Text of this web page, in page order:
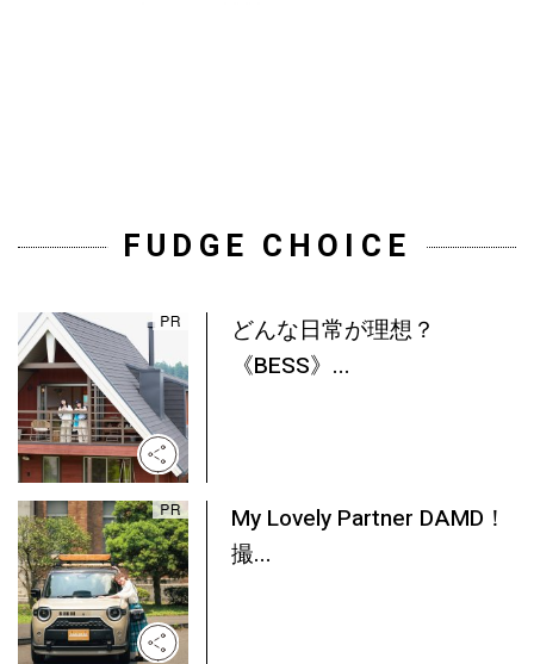
FUDGE CHOICE
どんな日常が理想？
《BESS》...
My Lovely Partner DAMD！
撮...